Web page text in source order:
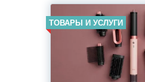
ТОВАРЫ И УСЛУГИ